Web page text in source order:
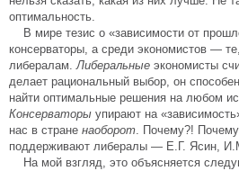
оптимальность.
В мире тезис о «зависимости от
консерваторы, а среди экономистов —
либералам.Либеральные экономисты
делает рациональный выбор, он
найти оптимальные решения на любом
Консерваторы упирают на
нас в стране наоборот. Почему?!
поддерживают либералы — Е.Г. Ясин,
На мой взгляд, это объясняется